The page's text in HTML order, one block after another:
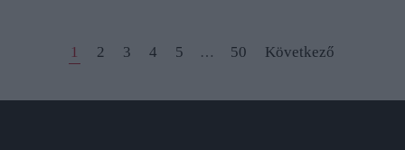
1 2 3 4 5 … 50 Következő